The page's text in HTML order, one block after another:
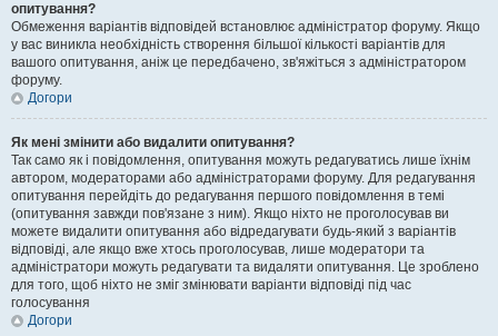
опитування?
Обмеження варіантів відповідей встановлює адміністратор форуму. Якщо
у вас виникла необхідність створення більшої кількості варіантів для
вашого опитування, аніж це передбачено, зв'яжіться з адміністратором
форуму.
Догори
Як мені змінити або видалити опитування?
Так само як і повідомлення, опитування можуть редагуватись лише їхнім
автором, модераторами або адміністраторами форуму. Для редагування
опитування перейдіть до редагування першого повідомлення в темі
(опитування завжди пов'язане з ним). Якщо ніхто не проголосував ви
можете видалити опитування або відредагувати будь-який з варіантів
відповіді, але якщо вже хтось проголосував, лише модератори та
адміністратори можуть редагувати та видаляти опитування. Це зроблено
для того, щоб ніхто не зміг змінювати варіанти відповіді під час
голосування
Догори